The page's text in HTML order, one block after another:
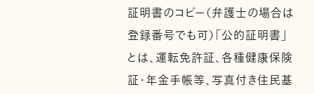
証明書のコピー（弁護士の場合は
登録番号でも可）「公的証明書」
とは、運転免許証、各種健康保険
証・年金手帳等、写真付き住民基